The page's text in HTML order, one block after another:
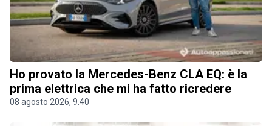
Ho provato la Mercedes-Benz CLA EQ: è la
prima elettrica che mi ha fatto ricredere
08 agosto 2026, 9.40